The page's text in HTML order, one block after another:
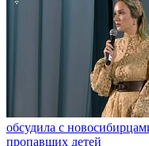
обсудила с
пропавших детей